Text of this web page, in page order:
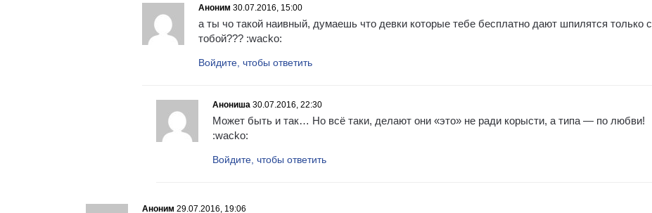
Аноним 30.07.2016, 15:00
а ты чо такой наивный, думаешь что девки которые тебе бесплатно дают шпилятся только с
тобой??? :wacko:
Войдите, чтобы ответить
Анониша 30.07.2016, 22:30
Может быть и так… Но всё таки, делают они «это» не ради корысти, а типа — по любви!
:wacko:
Войдите, чтобы ответить
Аноним 29.07.2016, 19:06